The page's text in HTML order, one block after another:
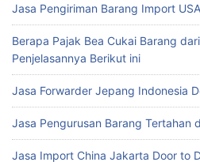
Jasa Pengiriman Barang Import
Berapa Pajak Bea Cukai Barang
Penjelasannya Berikut ini
Jasa Forwarder Jepang Indonesia
Jasa Pengurusan Barang Tertahan
Jasa Import China Jakarta Door to